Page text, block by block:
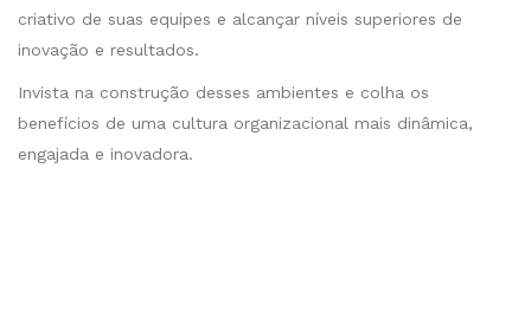
criativo de suas equipes e alcançar níveis superiores de
inovação e resultados.
Invista na construção desses ambientes e colha os
benefícios de uma cultura organizacional mais dinâmica,
engajada e inovadora.